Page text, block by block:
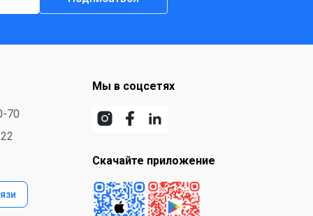
70
Мы в соцсетях
Скачайте приложение